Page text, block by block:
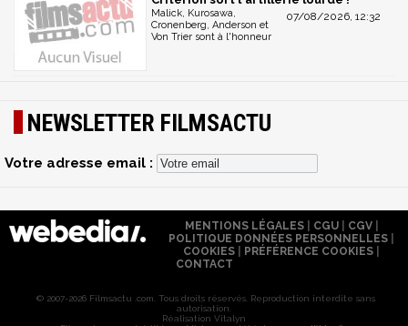
07/08/2026, 12:32
Malick, Kurosawa,
Cronenberg, Anderson et
Von Trier sont à l'honneur
NEWSLETTER FILMSACTU
Votre adresse email :
MENTIONS LÉGALES| CGU| CGV|
POLITIQUE DONNÉES PERSONNELLES
COOKIES
PRÉFÉRENCE COOKIES
CONTACT
© 2007-2026 Filmsactu .com. Tous droits réservés. Reproduction interdite sans
autorisation.
Réalisation Vitalyn